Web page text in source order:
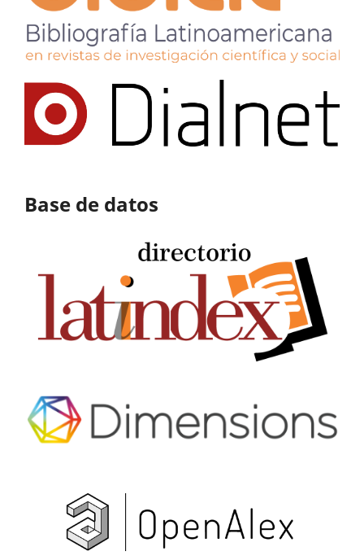
Base de datos